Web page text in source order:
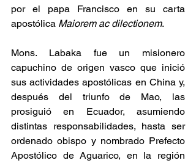
por el papa Francisco en su carta
apostólica Maiorem ac dilectionem.
Mons. Labaka fue un misionero
capuchino de origen vasco que inició
sus actividades apostólicas en China y,
después del triunfo de Mao, las
prosiguió en Ecuador, asumiendo
distintas responsabilidades, hasta ser
ordenado obispo y nombrado Prefecto
Apostólico de Aguarico, en la región